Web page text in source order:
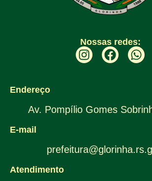
Nossas redes:
Endereço
Av. Pompílio Gomes
E-mail
Atendimento